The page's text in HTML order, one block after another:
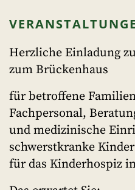
Herzliche Einladung
zum Brückenhaus
für betroffene
Fachpersonal,
und medizinische
schwerstkranke
für das Kinderhospiz